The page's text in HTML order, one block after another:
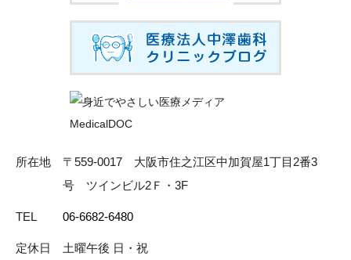
所在地
〒559-0017 大阪市住之江区中加賀屋1丁目2番3
号 ツインビル2Ｆ・3F
TEL 06-6682-6480
定休日 土曜午後 日・祝